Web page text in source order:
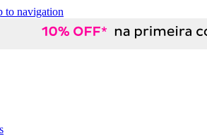
to navigation